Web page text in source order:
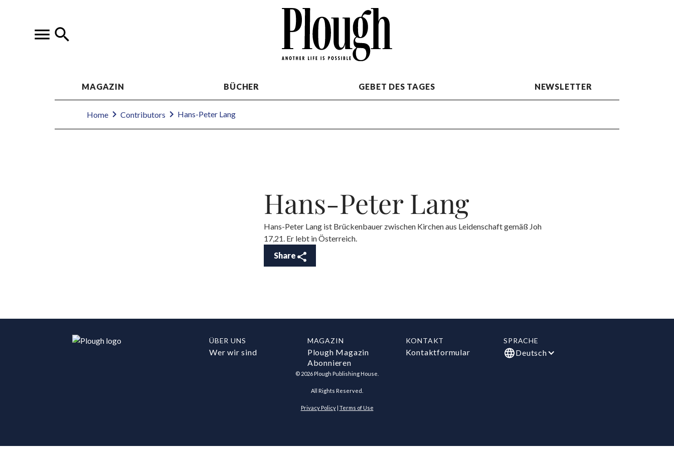
MAGAZIN BÜCHER GEBET DES TAGES NEWSLETTER
Home Contributors Hans-Peter Lang
Hans-Peter Lang
Hans-Peter Lang ist Brückenbauer zwischen Kirchen aus Leidenschaft gemäß Joh
17,21. Er lebt in Österreich.
Share
ÜBER UNS
Wer wir sind
MAGAZIN
Plough Magazin
Abonnieren
KONTAKT
Kontaktformular
SPRACHE
Deutsch
© 2026 Plough Publishing House.
All Rights Reserved.
Privacy Policy| Terms of Use